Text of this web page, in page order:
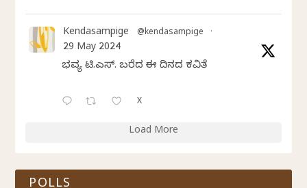
Kendasampige @kendasampige ·
29 May 2024
ಭವ್ಯ ಟಿ.ಎಸ್. ಬರೆದ ಈ ದಿನದ ಕವಿತೆ
X
Load More